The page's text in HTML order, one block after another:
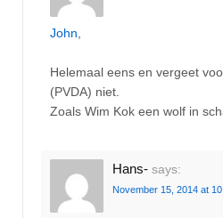
John
Helemaal eens en vergeet
(PVDA) niet.
Zoals Wim Kok een wolf in
Hans- says:
November 15, 2014 at